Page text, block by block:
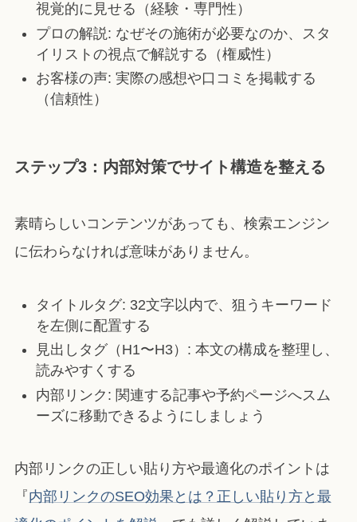
視覚的に見せる（経験・専門性）
プロの解説: なぜその施術が必要なのか、スタ
イリストの視点で解説する（権威性）
お客様の声: 実際の感想や口コミを掲載する
（信頼性）
ステップ3：内部対策でサイト構造を整える
素晴らしいコンテンツがあっても、検索エンジン
に伝わらなければ意味がありません。
タイトルタグ: 32文字以内で、狙うキーワード
を左側に配置する
見出しタグ（H1〜H3）: 本文の構成を整理し、
読みやすくする
内部リンク: 関連する記事や予約ページへスム
ーズに移動できるようにしましょう
内部リンクの正しい貼り方や最適化のポイントは
『内部リンクのSEO効果とは？正しい貼り方と最